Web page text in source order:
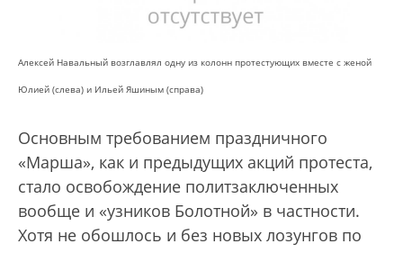
Алексей Навальный возглавлял одну из колонн протестующих вместе с женой
Юлией (слева) и Ильей Яшиным (справа)
Основным требованием праздничного
«Марша», как и предыдущих акций протеста,
стало освобождение политзаключенных
вообще и «узников Болотной» в частности.
Хотя не обошлось и без новых лозунгов по